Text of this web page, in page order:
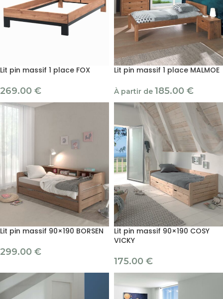
Lit pin massif 1 place FOX
269.00 €
Lit pin massif 1 place MALMOE
À partir de 185.00 €
Lit pin massif 90×190 BORSEN
299.00 €
Lit pin massif 90×190 COSY
VICKY
175.00 €